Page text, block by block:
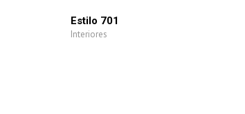
Estilo 701
Interiores